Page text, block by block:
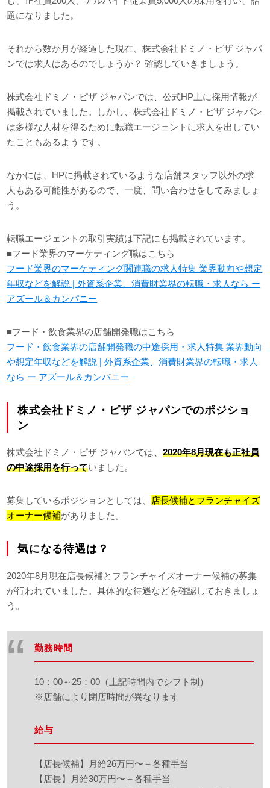
題になりました。
それから数か月が経過した現在、株式会社ドミノ・ピザ ジャパ
ンでは求人はあるのでしょうか？ 確認していきましょう。
株式会社ドミノ・ピザ ジャパンでは、公式HP上に採用情報が
掲載されていました。しかし、株式会社ドミノ・ピザ ジャパン
は多様な人材を得るために転職エージェントに求人を出してい
たこともあるようです。
なかには、HPに掲載されているような店舗スタッフ以外の求
人もある可能性があるので、一度、問い合わせをしてみましょ
う。
転職エージェントの取引実績は下記にも掲載されています。
■フード業界のマーケティング職はこちら
フード業界のマーケティング関連職の求人特集 業界動向や想定
年収などを解説 | 外資系企業、消費財業界の転職・求人なら ー
アズール＆カンパニー
■フード・飲食業界の店舗開発職はこちら
フード・飲食業界の店舗開発職の中途採用・求人特集 業界動向
や想定年収などを解説 | 外資系企業、消費財業界の転職・求人
なら ー アズール＆カンパニー
株式会社ドミノ・ピザ ジャパンでのポジショ
ン
株式会社ドミノ・ピザ ジャパンでは、2020年8月現在も正社員
の中途採用を行っていました。
募集しているポジションとしては、
店長候補とフランチャイズ
オーナー候補がありました。
気になる待遇は？
2020年8月現在店長候補とフランチャイズオーナー候補の募集
が行われていました。具体的な待遇などを確認しておきましょ
う。
勤務時間
10：00～25：00（上記時間内でシフト制）
※店舗により閉店時間が異なります
給与
【店長候補】月給26万円〜＋各種手当
【店長】月給30万円〜＋各種手当